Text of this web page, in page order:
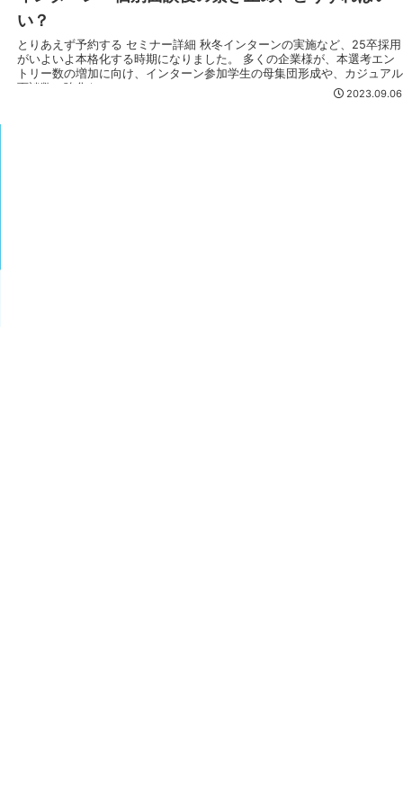
い？
とりあえず予約する セミナー詳細 秋冬インターンの実施など、25卒採用
がいよいよ本格化する時期になりました。 多くの企業様が、本選考エン
トリー数の増加に向け、インターン参加学生の母集団形成や、カジュアル
面談数の強化な...
2023.09.06